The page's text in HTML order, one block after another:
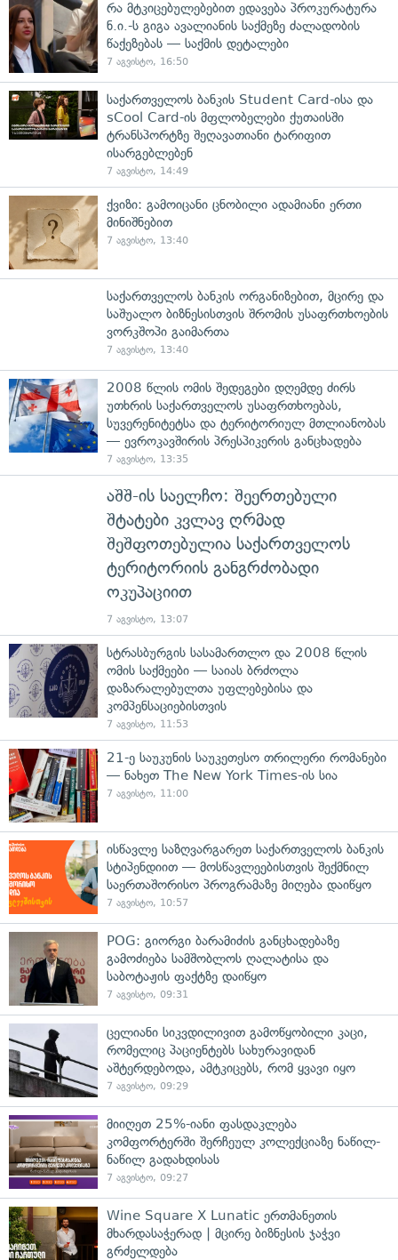
რა მტკიცებულებებით ედავება პროკურატურა
ნ.ი.-ს გიგა ავალიანის საქმეზე ძალადობის
წაქეზებას — საქმის დეტალები
7 აგვისტო, 16:50
საქართველოს ბანკის Student Card-ისა და
sCool Card-ის მფლობელები ქუთაისში
ტრანსპორტზე შეღავათიანი ტარიფით
ისარგებლებენ
7 აგვისტო, 14:49
ქვიზი: გამოიცანი ცნობილი ადამიანი ერთი
მინიშნებით
7 აგვისტო, 13:40
საქართველოს ბანკის ორგანიზებით, მცირე და
საშუალო ბიზნესისთვის შრომის უსაფრთხოების
ვორკშოპი გაიმართა
7 აგვისტო, 13:40
2008 წლის ომის შედეგები დღემდე ძირს
უთხრის საქართველოს უსაფრთხოებას,
სუვერენიტეტსა და ტერიტორიულ მთლიანობას
— ევროკავშირის პრესპიკერის განცხადება
7 აგვისტო, 13:35
აშშ-ის საელჩო: შეერთებული
შტატები კვლავ ღრმად
შეშფოთებულია საქართველოს
ტერიტორიის განგრძობადი
ოკუპაციით
7 აგვისტო, 13:07
სტრასბურგის სასამართლო და 2008 წლის
ომის საქმეები — საიას ბრძოლა
დაზარალებულთა უფლებებისა და
კომპენსაციებისთვის
7 აგვისტო, 11:53
21-ე საუკუნის საუკეთესო თრილერი რომანები
— ნახეთ The New York Times-ის სია
7 აგვისტო, 11:00
ისწავლე საზღვარგარეთ საქართველოს ბანკის
სტიპენდიით — მოსწავლეებისთვის შექმნილ
საერთაშორისო პროგრამაზე მიღება დაიწყო
7 აგვისტო, 10:57
POG: გიორგი ბარამიძის განცხადებაზე
გამოძიება სამშობლოს ღალატისა და
საბოტაჟის ფაქტზე დაიწყო
7 აგვისტო, 09:31
ცელიანი სიკვდილივით გამოწყობილი კაცი,
რომელიც პაციენტებს სახურავიდან
აშტერდებოდა, ამტკიცებს, რომ ყვავი იყო
7 აგვისტო, 09:29
მიიღეთ 25%-იანი ფასდაკლება
კომფორტერში შერჩეულ კოლექციაზე ნაწილ-
ნაწილ გადახდისას
7 აგვისტო, 09:27
Wine Square X Lunatic ერთმანეთის
მხარდასაჭერად | მცირე ბიზნესის ჯაჭვი
გრძელდება